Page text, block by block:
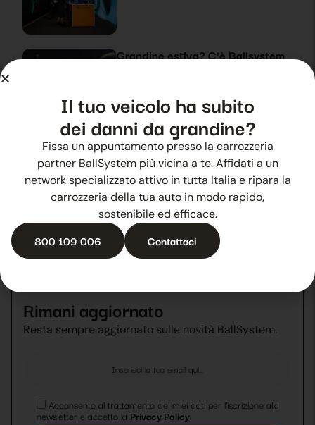
Grandine estiva? C’è Ballsystem
L’esperienza che fa crescere
29 Ottobre 2025 News
Rimani aggiornato
Resta sempre aggiornato sulle novità BallSystem.
Acconsento al trattamento dei miei dati per l’iscrizione alla
newsletter e accetto la Privacy Policy.
Il tuo veicolo ha subito
dei danni da grandine?
Fissa un appuntamento presso la carrozzeria
partner BallSystem più vicina a te. Affidati a un
network specializzato attivo in tutta Italia e ripara la
carrozzeria della tua auto in modo rapido,
sostenibile ed efficace.
800 109 006 Contattaci